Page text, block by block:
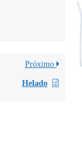
Próximo
Helado